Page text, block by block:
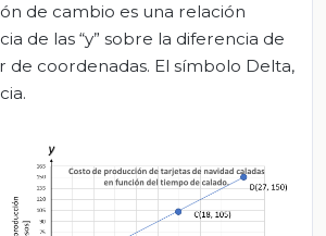
de cambio es una relación
de las “y” sobre la diferencia de
de coordenadas. El símbolo Delta,